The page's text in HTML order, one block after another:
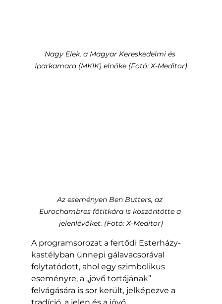
Nagy Elek, a Magyar Kereskedelmi és
Iparkamara (MKIK) elnöke (Fotó: X-Meditor)
Az eseményen Ben Butters, az
Eurochambres főtitkára is köszöntötte a
jelenlévőket. (Fotó: X-Meditor)
A programsorozat a fertődi Esterházy-
kastélyban ünnepi gálavacsorával
folytatódott, ahol egy szimbolikus
eseményre, a „jövő tortájának”
felvágására is sor került, jelképezve a